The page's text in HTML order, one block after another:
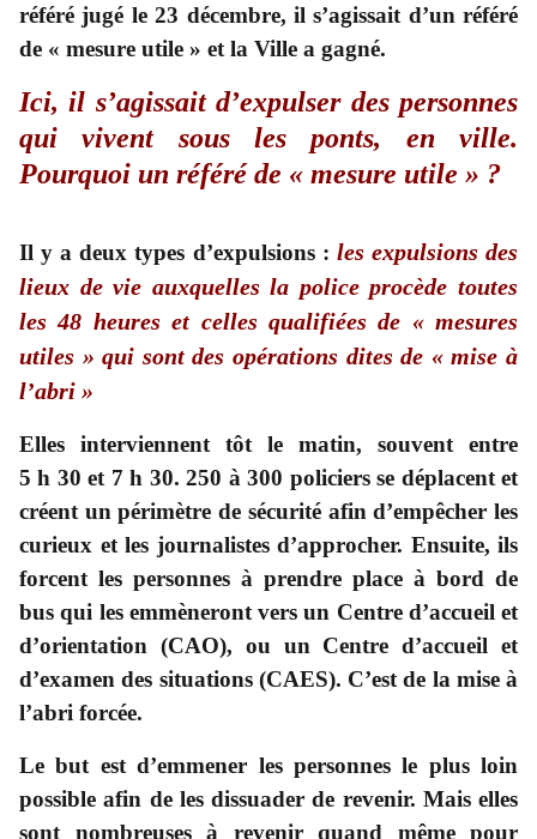
référé jugé le 23 décembre, il s’agissait d’un référé
de « mesure utile » et la Ville a gagné.
Ici, il s’agissait d’expulser des personnes
qui vivent sous les ponts, en ville.
Pourquoi un référé de « mesure utile » ?
Il y a deux types d’expulsions : les expulsions des
lieux de vie auxquelles la police procède toutes
les 48 heures et celles qualifiées de « mesures
utiles » qui sont des opérations dites de « mise à
l’abri »
Elles interviennent tôt le matin, souvent entre
5 h 30 et 7 h 30. 250 à 300 policiers se déplacent et
créent un périmètre de sécurité afin d’empêcher les
curieux et les journalistes d’approcher. Ensuite, ils
forcent les personnes à prendre place à bord de
bus qui les emmèneront vers un Centre d’accueil et
d’orientation (CAO), ou un Centre d’accueil et
d’examen des situations (CAES). C’est de la mise à
l’abri forcée.
Le but est d’emmener les personnes le plus loin
possible afin de les dissuader de revenir. Mais elles
sont nombreuses à revenir quand même pour